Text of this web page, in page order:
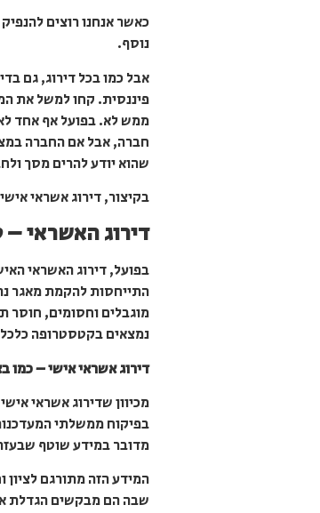
כאשר אנחנו רוצים
נוסף.
אבל כמו בכל דירוג, גם
פיננסית. קחו למשל את
ממש לא. בפועל אף אחד לא
חברה, אבל אם החברה
שהוא יודע להרים מסך
בקיצור, דירוג אשראי
דירוג האשראי –
בפועל, דירוג האשראי
התייחסות להקמת מאגר
נמצאים בקטסטרופה
דירוג אשראי אישי – כמו
מכיוון שדירוג אשראי
בפיקוח ממשלתי
מדובר במידע שוטף
המידע הזה מתורגם לציון
שבה הם מבקשים הגדלת